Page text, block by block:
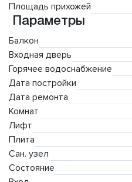
Площадь прихожей
Параметры
Балкон
Входная дверь
Горячее водоснабжение
Дата постройки
Дата ремонта
Комнат
Лифт
Плита
Сан. узел
Состояние